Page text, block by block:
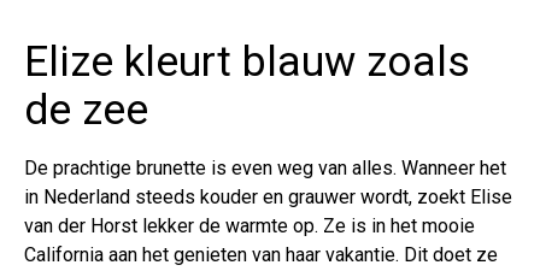
Elize kleurt blauw zoals
de zee
De prachtige brunette is even weg van alles. Wanneer het
in Nederland steeds kouder en grauwer wordt, zoekt Elise
van der Horst lekker de warmte op. Ze is in het mooie
California aan het genieten van haar vakantie. Dit doet ze